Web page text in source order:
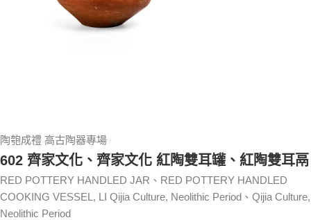
陶匏成禮 高古陶器專場
602 齊家文化、齊家文化 紅陶雙耳罐、紅陶雙耳鬲
RED POTTERY HANDLED JAR、RED POTTERY HANDLED
COOKING VESSEL, LI Qijia Culture, Neolithic Period、Qijia Culture,
Neolithic Period